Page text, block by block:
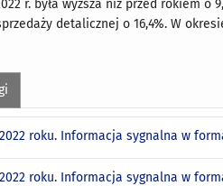
r. była wyższa niż przed rokiem o
detalicznej o 16,4%. W
roku. Informacja sygnalna w
roku. Informacja sygnalna w